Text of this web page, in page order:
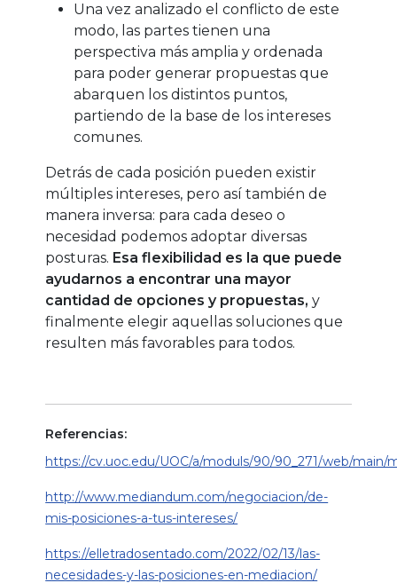
Una vez analizado el conflicto de este
modo, las partes tienen una
perspectiva más amplia y ordenada
para poder generar propuestas que
abarquen los distintos puntos,
partiendo de la base de los intereses
comunes.
Detrás de cada posición pueden existir
múltiples intereses, pero así también de
manera inversa: para cada deseo o
necesidad podemos adoptar diversas
posturas. Esa flexibilidad es la que puede
ayudarnos a encontrar una mayor
cantidad de opciones y propuestas,y
finalmente elegir aquellas soluciones que
resulten más favorables para todos.
Referencias:
https://cv.uoc.edu/UOC/a/moduls/90/90_271/web/main/
http://www.mediandum.com/negociacion/de-
mis-posiciones-a-tus-intereses/
https://elletradosentado.com/2022/02/13/las-
necesidades-y-las-posiciones-en-mediacion/